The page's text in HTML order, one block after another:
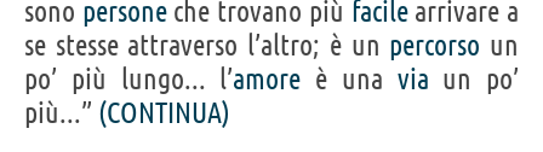
sono personeche trovano più facilearrivare a
se stesse attraverso l’altro; è un percorso un
po’ più lungo... l’amore è una via un po’
più...” (CONTINUA)